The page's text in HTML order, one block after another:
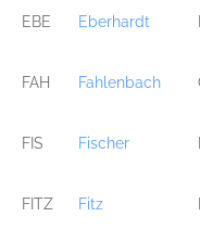
EBE Eberhardt
FAH Fahlenbach
FIS Fischer
FITZ Fitz